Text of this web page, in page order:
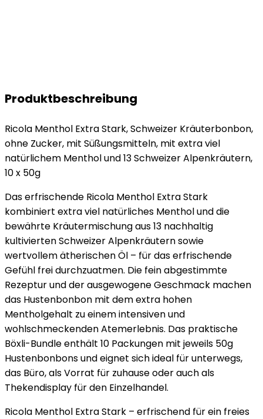
Produktbeschreibung
Ricola Menthol Extra Stark, Schweizer Kräuterbonbon,
ohne Zucker, mit Süßungsmitteln, mit extra viel
natürlichem Menthol und 13 Schweizer Alpenkräutern,
10 x 50g
Das erfrischende Ricola Menthol Extra Stark
kombiniert extra viel natürliches Menthol und die
bewährte Kräutermischung aus 13 nachhaltig
kultivierten Schweizer Alpenkräutern sowie
wertvollem ätherischen Öl – für das erfrischende
Gefühl frei durchzuatmen. Die fein abgestimmte
Rezeptur und der ausgewogene Geschmack machen
das Hustenbonbon mit dem extra hohen
Mentholgehalt zu einem intensiven und
wohlschmeckenden Atemerlebnis. Das praktische
Böxli-Bundle enthält 10 Packungen mit jeweils 50g
Hustenbonbons und eignet sich ideal für unterwegs,
das Büro, als Vorrat für zuhause oder auch als
Thekendisplay für den Einzelhandel.
Ricola Menthol Extra Stark – erfrischend für ein freies